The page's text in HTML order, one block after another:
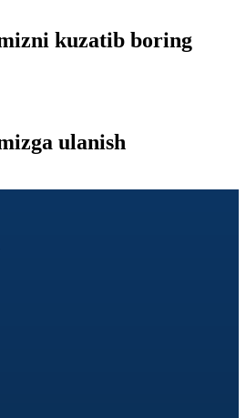
kuzatib boring
ulanish